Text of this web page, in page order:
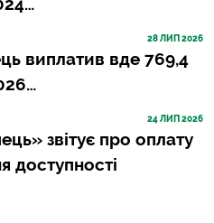
28 ЛИП 2026
виплатив вде 769,4
24 ЛИП 2026
звітує про оплату
доступності